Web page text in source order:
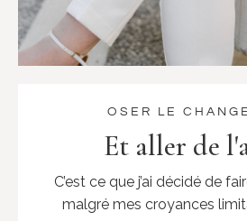
OSER LE
Et aller de
C’est ce que j’ai décidé de
malgré mes croyances